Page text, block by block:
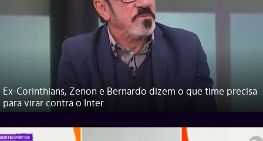
Ex-Corinthians, Zenon e Bernardo dizem o que time precisa
para virar contra o Inter